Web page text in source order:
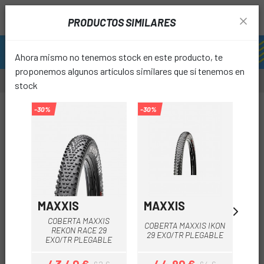
PRODUCTOS SIMILARES
Ahora mismo no tenemos stock en este producto, te
proponemos algunos artículos similares que sí tenemos en
stock
-30%
MAXXIS
COBERTA MAXXIS
REKON RACE 29
EXO/TR PLEGABLE
-30%
MAXXIS
COBERTA MAXXIS IKON
29 EXO/TR PLEGABLE